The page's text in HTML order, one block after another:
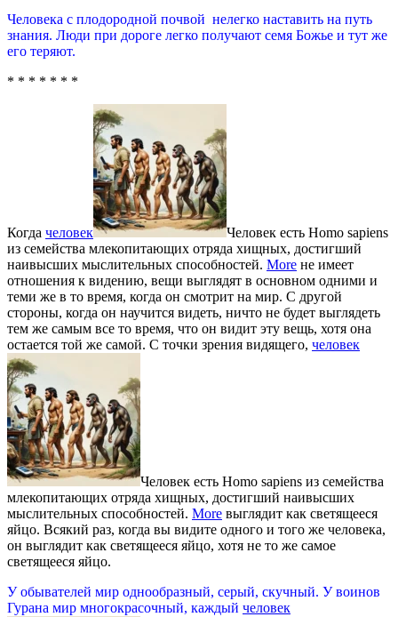
Человека с плодородной почвой нелегко наставить на путь
знания. Люди при дороге легко получают семя Божье и тут же
его теряют.
* * * * * * *
Когда человек
Человек есть Homo sapiens
из семейства млекопитающих отряда хищных, достигший
наивысших мыслительных способностей. More не имеет
отношения к видению, вещи выглядят в основном одними и
теми же в то время, когда он смотрит на мир. С другой
стороны, когда он научится видеть, ничто не будет выглядеть
тем же самым все то время, что он видит эту вещь, хотя она
остается той же самой. С точки зрения видящего, человек
Человек есть Homo sapiens из семейства
млекопитающих отряда хищных, достигший наивысших
мыслительных способностей. More выглядит как светящееся
яйцо. Всякий раз, когда вы видите одного и того же человека,
он выглядит как светящееся яйцо, хотя не то же самое
светящееся яйцо.
У обывателей мир однообразный, серый, скучный. У воинов
Гурана мир многокрасочный, каждый человек